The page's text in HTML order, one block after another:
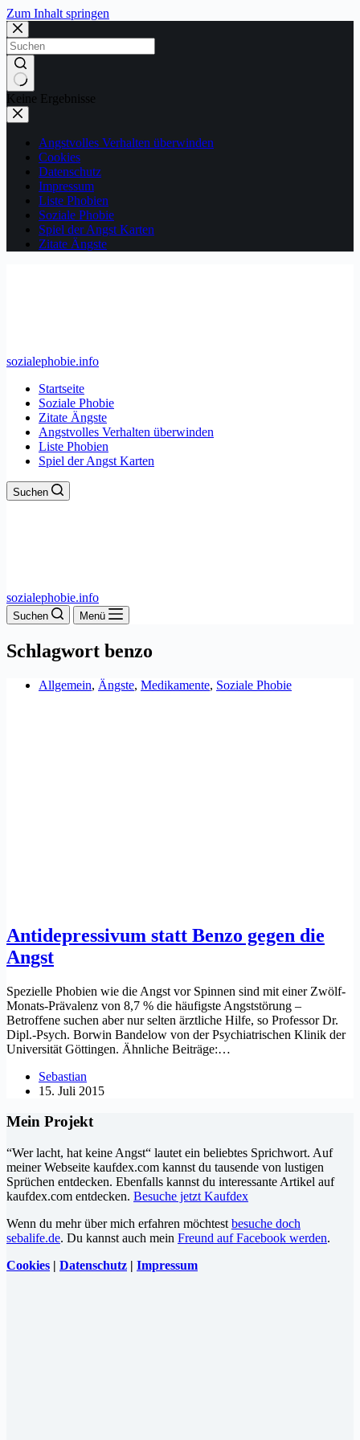
Zum Inhalt springen
Keine Ergebnisse
Angstvolles Verhalten überwinden
Cookies
Datenschutz
Impressum
Liste Phobien
Soziale Phobie
Spiel der Angst Karten
Zitate Ängste
sozialephobie.info
Startseite
Soziale Phobie
Zitate Ängste
Angstvolles Verhalten überwinden
Liste Phobien
Spiel der Angst Karten
Suchen
sozialephobie.info
Suchen Menü
Schlagwort benzo
Allgemein, Ängste, Medikamente, Soziale Phobie
Antidepressivum statt Benzo gegen die
Angst
Spezielle Phobien wie die Angst vor Spinnen sind mit einer Zwölf-
Monats-Prävalenz von 8,7 % die häufigste Angststörung –
Betroffene suchen aber nur selten ärztliche Hilfe, so Professor Dr.
Dipl.-Psych. Borwin Bandelow von der Psychiatrischen Klinik der
Universität Göttingen. Ähnliche Beiträge:…
Sebastian
15. Juli 2015
Mein Projekt
“Wer lacht, hat keine Angst“ lautet ein beliebtes Sprichwort. Auf
meiner Webseite kaufdex.com kannst du tausende von lustigen
Sprüchen entdecken. Ebenfalls kannst du interessante Artikel auf
kaufdex.com entdecken. Besuche jetzt Kaufdex
Wenn du mehr über mich erfahren möchtest besuche doch
sebalife.de. Du kannst auch mein Freund auf Facebook werden.
Cookies | Datenschutz | Impressum